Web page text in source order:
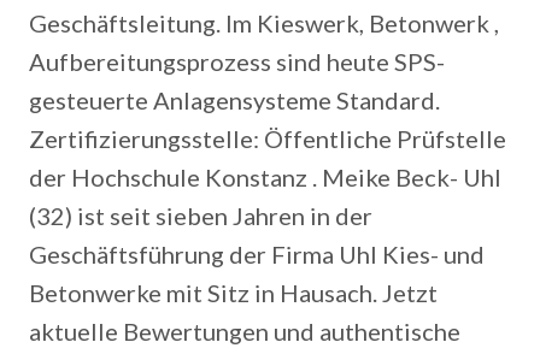
Geschäftsleitung. Im Kieswerk, Betonwerk ,
Aufbereitungsprozess sind heute SPS-
gesteuerte Anlagensysteme Standard.
Zertifizierungsstelle: Öffentliche Prüfstelle
der Hochschule Konstanz . Meike Beck- Uhl
(32) ist seit sieben Jahren in der
Geschäftsführung der Firma Uhl Kies- und
Betonwerke mit Sitz in Hausach. Jetzt
aktuelle Bewertungen und authentische